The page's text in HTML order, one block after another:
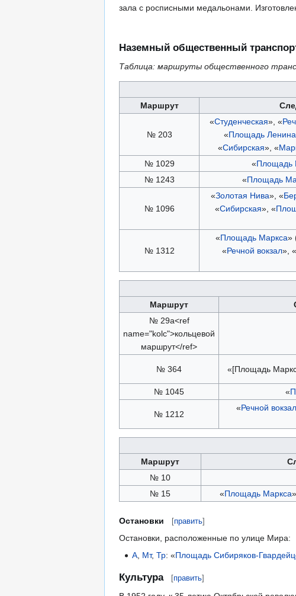
зала с росписными медальонами.
Наземный общественный
Таблица: маршруты общественного
Маршрут
№ 203
«Студенческая», «
«Площадь Ленина
«Сибирская», «
№ 1029 «Площадь
№ 1243
«Площадь
№ 1096
«Золотая Нива», «
«Сибирская», «
№ 1312
«Площадь Маркса»
«Речной вокзал», «
Маршрут
№ 29а<ref
name="kolc">кольцевой
маршрут</ref>
№ 364 «[Площадь
№ 1045 «
№ 1212
«Речной вокзал
Маршрут
№ 10
№ 15
«Площадь Маркса
Остановки [править]
Остановки, расположенные по улице Мира:
А, Мт,Тр: «Площадь Сибиряков-
Культура [править]